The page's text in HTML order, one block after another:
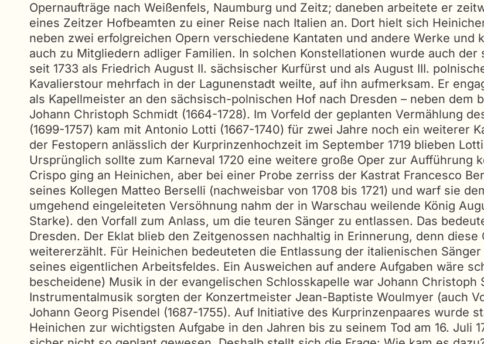
Opernaufträge nach Weißenfels, Naumburg und Zeitz; daneben arbeitete er
eines Zeitzer Hofbeamten zu einer Reise nach Italien an. Dort hielt sich
neben zwei erfolgreichen Opern verschiedene Kantaten und andere Werke
auch zu Mitgliedern adliger Familien. In solchen Konstellationen wurde auch der
seit 1733 als Friedrich August II. sächsischer Kurfürst und als August III.
Kavalierstour mehrfach in der Lagunenstadt weilte, auf ihn aufmerksam. Er
als Kapellmeister an den sächsisch-polnischen Hof nach Dresden – neben dem
Johann Christoph Schmidt (1664-1728). Im Vorfeld der geplanten Vermählung
(1699-1757) kam mit Antonio Lotti (1667-1740) für zwei Jahre noch ein weiterer
der Festopern anlässlich der Kurprinzenhochzeit im September 1719 blieben
Ursprünglich sollte zum Karneval 1720 eine weitere große Oper zur Aufführung
Crispo ging an Heinichen, aber bei einer Probe zerriss der Kastrat Francesco
seines Kollegen Matteo Berselli (nachweisbar von 1708 bis 1721) und warf sie
umgehend eingeleiteten Versöhnung nahm der in Warschau weilende König
Starke). den Vorfall zum Anlass, um die teuren Sänger zu entlassen. Das
Dresden. Der Eklat blieb den Zeitgenossen nachhaltig in Erinnerung, denn
weitererzählt. Für Heinichen bedeuteten die Entlassung der italienischen
seines eigentlichen Arbeitsfeldes. Ein Ausweichen auf andere Aufgaben wäre
bescheidene) Musik in der evangelischen Schlosskapelle war Johann
Instrumentalmusik sorgten der Konzertmeister Jean-Baptiste Woulmyer (auch
Johann Georg Pisendel (1687-1755). Auf Initiative des Kurprinzenpaares wurde
Heinichen zur wichtigsten Aufgabe in den Jahren bis zu seinem Tod am 16. Juli